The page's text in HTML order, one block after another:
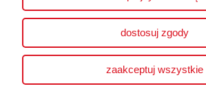
Płatności i dostawa
Informacje
O nas
dostosuj zgody
zaakceptuj wszystkie